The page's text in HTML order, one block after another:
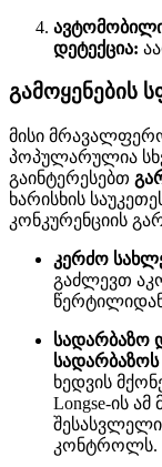
დეტექცია:
გამოყენების
მისი
პოპულარულია
გაინტერესებთ
ხარისხის
კონკურენციის
კერძო
გაძლევთ
სადარბაზო
სადარბაზოს
ხედვის
Longse-ის
კონტროლს.